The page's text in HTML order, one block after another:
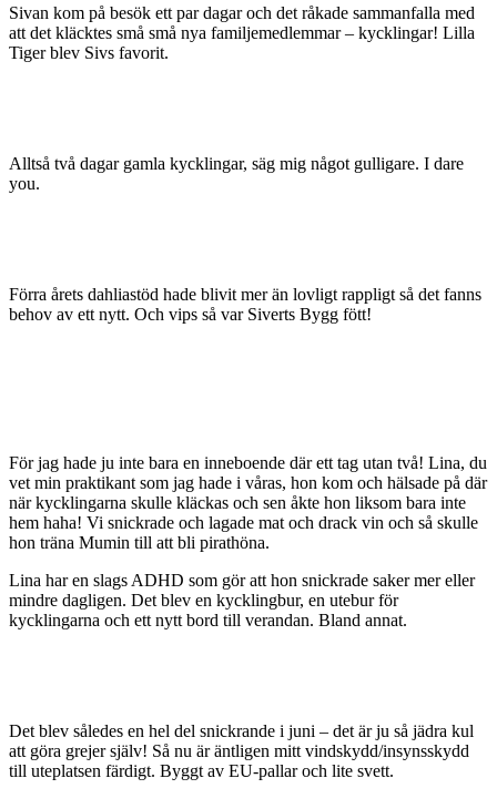
Sivan kom på besök ett par dagar och det råkade sammanfalla med
att det kläcktes små små nya familjemedlemmar – kycklingar! Lilla
Tiger blev Sivs favorit.
Alltså två dagar gamla kycklingar, säg mig något gulligare. I dare
you.
Förra årets dahliastöd hade blivit mer än lovligt rappligt så det fanns
behov av ett nytt. Och vips så var Siverts Bygg fött!
För jag hade ju inte bara en inneboende där ett tag utan två! Lina, du
vet min praktikant som jag hade i våras, hon kom och hälsade på där
när kycklingarna skulle kläckas och sen åkte hon liksom bara inte
hem haha! Vi snickrade och lagade mat och drack vin och så skulle
hon träna Mumin till att bli pirathöna.
Lina har en slags ADHD som gör att hon snickrade saker mer eller
mindre dagligen. Det blev en kycklingbur, en utebur för
kycklingarna och ett nytt bord till verandan. Bland annat.
Det blev således en hel del snickrande i juni – det är ju så jädra kul
att göra grejer själv! Så nu är äntligen mitt vindskydd/insynsskydd
till uteplatsen färdigt. Byggt av EU-pallar och lite svett.